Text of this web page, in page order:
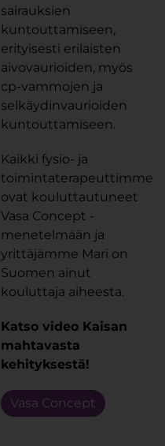
sairauksien
kuntouttamiseen,
erityisesti erilaisten
aivovaurioiden, myös
cp-vammojen ja
selkäydinvaurioiden
kuntouttamiseen.
Kaikki fysio- ja
toimintaterapeuttimme
ovat kouluttautuneet
Vasa Concept -
menetelmään ja
yrittäjämme Mari on
Suomen ainut
kouluttaja aiheesta.
Katso video Kaisan
mahtavasta
kehityksestä!
Vasa Concept